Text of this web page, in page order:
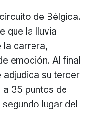
de Bélgica.
que la lluvia
la carrera,
emoción. Al final
adjudica su tercer
a 35 puntos de
lugar del